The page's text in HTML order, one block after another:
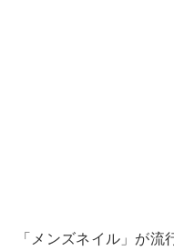
「メンズネイル」が